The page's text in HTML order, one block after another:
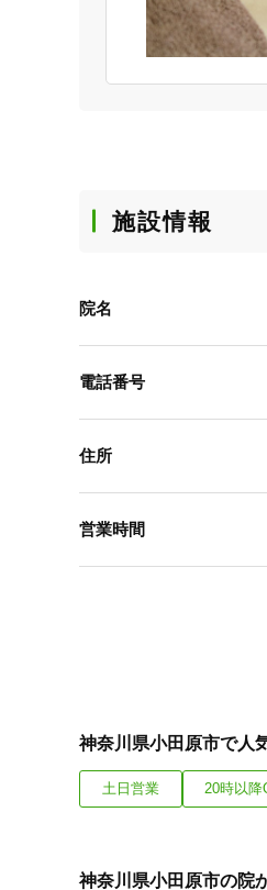
施設情報
院名
電話番号
住所
営業時間
神奈川県小田原市で人
土日営業 20時以降
神奈川県小田原市の院